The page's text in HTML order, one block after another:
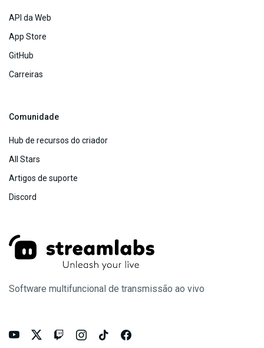
Software multifuncional de transmissão ao vivo
     
API da Web
App Store
GitHub
Carreiras
Comunidade
Hub de recursos do criador
All Stars
Artigos de suporte
Discord